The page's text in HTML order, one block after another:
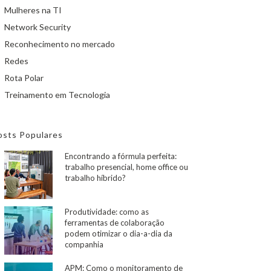
Mulheres na TI
Network Security
Reconhecimento no mercado
Redes
Rota Polar
Treinamento em Tecnologia
Populares
Encontrando a fórmula perfeita:
trabalho presencial, home office ou
trabalho híbrido?
Produtividade: como as
ferramentas de colaboração
podem otimizar o dia-a-dia da
companhia
APM: Como o monitoramento de